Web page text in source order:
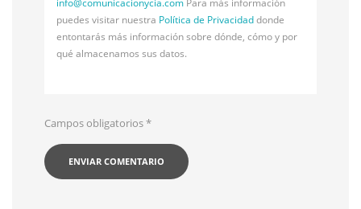
puedes visitar nuestra Política de Privacidaddonde
entontarás más información sobre dónde, cómo y por
qué almacenamos sus datos.
Campos obligatorios*